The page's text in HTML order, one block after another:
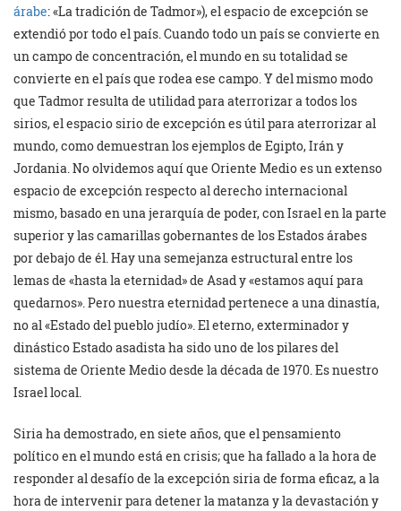
árabe: «La tradición de Tadmor»), el espacio de excepción se
extendió por todo el país. Cuando todo un país se convierte en
un campo de concentración, el mundo en su totalidad se
convierte en el país que rodea ese campo. Y del mismo modo
que Tadmor resulta de utilidad para aterrorizar a todos los
sirios, el espacio sirio de excepción es útil para aterrorizar al
mundo, como demuestran los ejemplos de Egipto, Irán y
Jordania. No olvidemos aquí que Oriente Medio es un extenso
espacio de excepción respecto al derecho internacional
mismo, basado en una jerarquía de poder, con Israel en la parte
superior y las camarillas gobernantes de los Estados árabes
por debajo de él. Hay una semejanza estructural entre los
lemas de «hasta la eternidad» de Asad y «estamos aquí para
quedarnos». Pero nuestra eternidad pertenece a una dinastía,
no al «Estado del pueblo judío». El eterno, exterminador y
dinástico Estado asadista ha sido uno de los pilares del
sistema de Oriente Medio desde la década de 1970. Es nuestro
Israel local.
Siria ha demostrado, en siete años, que el pensamiento
político en el mundo está en crisis; que ha fallado a la hora de
responder al desafío de la excepción siria de forma eficaz, a la
hora de intervenir para detener la matanza y la devastación y